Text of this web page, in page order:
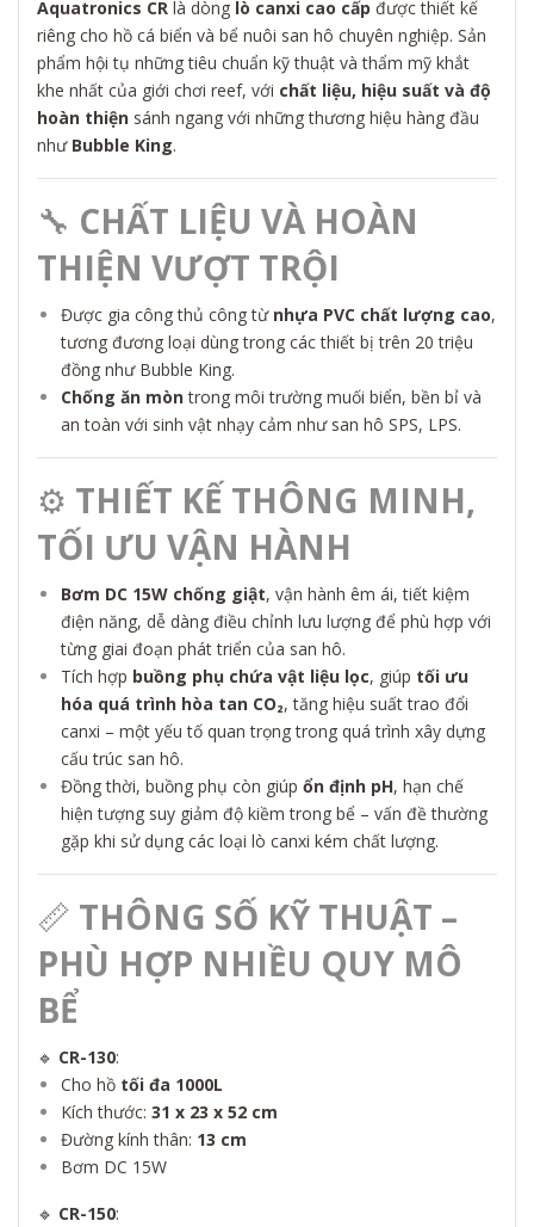
Aquatronics CR là dòng lò canxi cao cấp được thiết kế
riêng cho hồ cá biển và bể nuôi san hô chuyên nghiệp. Sản
phẩm hội tụ những tiêu chuẩn kỹ thuật và thẩm mỹ khắt
khe nhất của giới chơi reef, với chất liệu, hiệu suất và độ
hoàn thiện sánh ngang với những thương hiệu hàng đầu
như Bubble King.
🔧 CHẤT LIỆU VÀ HOÀN
THIỆN VƯỢT TRỘI
Được gia công thủ công từ nhựa PVC chất lượng cao,
tương đương loại dùng trong các thiết bị trên 20 triệu
đồng như Bubble King.
Chống ăn mòntrong môi trường muối biển, bền bỉ và
an toàn với sinh vật nhạy cảm như san hô SPS, LPS.
⚙️ THIẾT KẾ THÔNG MINH,
TỐI ƯU VẬN HÀNH
Bơm DC 15W chống giật, vận hành êm ái, tiết kiệm
điện năng, dễ dàng điều chỉnh lưu lượng để phù hợp với
từng giai đoạn phát triển của san hô.
Tích hợp buồng phụ chứa vật liệu lọc, giúp tối ưu
hóa quá trình hòa tan CO₂, tăng hiệu suất trao đổi
canxi – một yếu tố quan trọng trong quá trình xây dựng
cấu trúc san hô.
Đồng thời, buồng phụ còn giúp ổn định pH, hạn chế
hiện tượng suy giảm độ kiềm trong bể – vấn đề thường
gặp khi sử dụng các loại lò canxi kém chất lượng.
📏 THÔNG SỐ KỸ THUẬT –
PHÙ HỢP NHIỀU QUY MÔ
BỂ
🔹 CR-130:
Cho hồ tối đa 1000L
Kích thước: 31 x 23 x 52 cm
Đường kính thân: 13 cm
Bơm DC 15W
🔹 CR-150: